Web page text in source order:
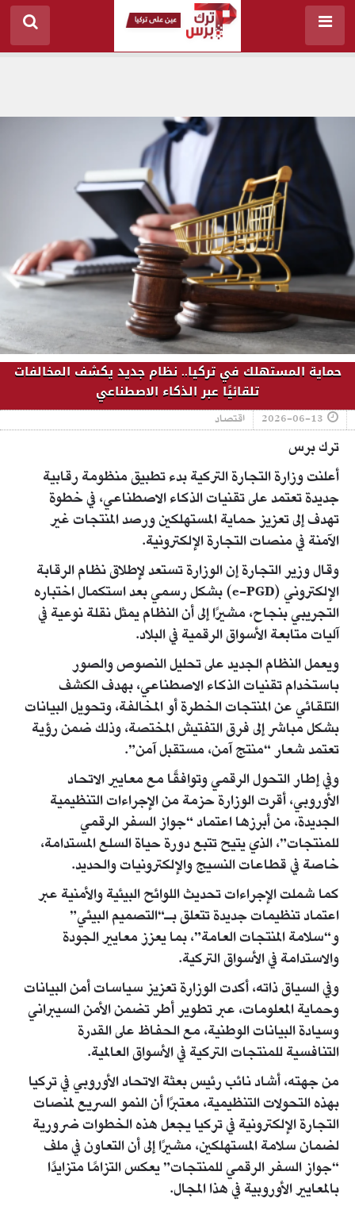
حماية المستهلك في تركيا.. نظام جديد يكشف المخالفات
تلقائيًا عبر الذكاء الاصطناعي
2026-06-13 اقتصاد
ترك برس
أعلنت وزارة التجارة التركية بدء تطبيق منظومة رقابية
جديدة تعتمد على تقنيات الذكاء الاصطناعي، في خطوة
تهدف إلى تعزيز حماية المستهلكين ورصد المنتجات غير
الآمنة في منصات التجارة الإلكترونية.
وقال وزير التجارة إن الوزارة تستعد لإطلاق نظام الرقابة
الإلكتروني (e-PGD) بشكل رسمي بعد استكمال اختباره
التجريبي بنجاح، مشيرًا إلى أن النظام يمثل نقلة نوعية في
آليات متابعة الأسواق الرقمية في البلاد.
ويعمل النظام الجديد على تحليل النصوص والصور
باستخدام تقنيات الذكاء الاصطناعي، بهدف الكشف
التلقائي عن المنتجات الخطرة أو المخالفة، وتحويل البيانات
بشكل مباشر إلى فرق التفتيش المختصة، وذلك ضمن رؤية
تعتمد شعار “منتج آمن، مستقبل آمن”.
وفي إطار التحول الرقمي وتوافقًا مع معايير الاتحاد
الأوروبي، أقرت الوزارة حزمة من الإجراءات التنظيمية
الجديدة، من أبرزها اعتماد “جواز السفر الرقمي
للمنتجات”، الذي يتيح تتبع دورة حياة السلع المستدامة،
خاصة في قطاعات النسيج والإلكترونيات والحديد.
كما شملت الإجراءات تحديث اللوائح البيئية والأمنية عبر
اعتماد تنظيمات جديدة تتعلق بـ“التصميم البيئي”
و“سلامة المنتجات العامة”، بما يعزز معايير الجودة
والاستدامة في الأسواق التركية.
وفي السياق ذاته، أكدت الوزارة تعزيز سياسات أمن البيانات
وحماية المعلومات، عبر تطوير أطر تضمن الأمن السيبراني
وسيادة البيانات الوطنية، مع الحفاظ على القدرة
التنافسية للمنتجات التركية في الأسواق العالمية.
من جهته، أشاد نائب رئيس بعثة الاتحاد الأوروبي في تركيا
بهذه التحولات التنظيمية، معتبرًا أن النمو السريع لمنصات
التجارة الإلكترونية في تركيا يجعل هذه الخطوات ضرورية
لضمان سلامة المستهلكين، مشيرًا إلى أن التعاون في ملف
“جواز السفر الرقمي للمنتجات” يعكس التزامًا متزايدًا
بالمعايير الأوروبية في هذا المجال.